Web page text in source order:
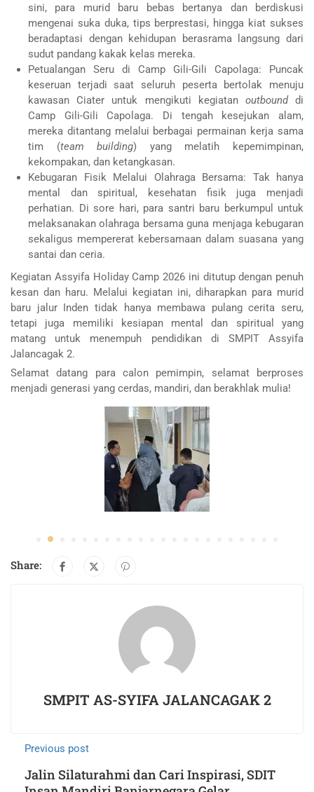
sini, para murid baru bebas bertanya dan berdiskusi
mengenai suka duka, tips berprestasi, hingga kiat sukses
beradaptasi dengan kehidupan berasrama langsung dari
sudut pandang kakak kelas mereka.
Petualangan Seru di Camp Gili-Gili Capolaga: Puncak
keseruan terjadi saat seluruh peserta bertolak menuju
kawasan Ciater untuk mengikuti kegiatan outbounddi
Camp Gili-Gili Capolaga. Di tengah kesejukan alam,
mereka ditantang melalui berbagai permainan kerja sama
tim (team building) yang melatih kepemimpinan,
kekompakan, dan ketangkasan.
Kebugaran Fisik Melalui Olahraga Bersama: Tak hanya
mental dan spiritual, kesehatan fisik juga menjadi
perhatian. Di sore hari, para santri baru berkumpul untuk
melaksanakan olahraga bersama guna menjaga kebugaran
sekaligus mempererat kebersamaan dalam suasana yang
santai dan ceria.
Kegiatan Assyifa Holiday Camp 2026 ini ditutup dengan penuh
kesan dan haru. Melalui kegiatan ini, diharapkan para murid
baru jalur Inden tidak hanya membawa pulang cerita seru,
tetapi juga memiliki kesiapan mental dan spiritual yang
matang untuk menempuh pendidikan di SMPIT Assyifa
Jalancagak 2.
Selamat datang para calon pemimpin, selamat berproses
menjadi generasi yang cerdas, mandiri, dan berakhlak mulia!
Share:
SMPIT AS-SYIFA JALANCAGAK 2
Previous post
Jalin Silaturahmi dan Cari Inspirasi, SDIT